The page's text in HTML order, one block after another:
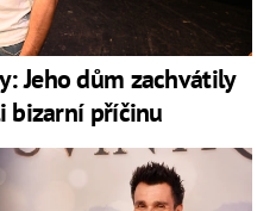
Jeho dům zachvátily
bizarní příčinu